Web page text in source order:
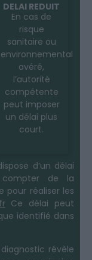
DELAI REDUIT
En cas de
risque
sanitaire ou
environnemental
avéré,
l’autorité
compétente
peut imposer
un délai plus
court.
d’un délai
de la
réaliser les
Ce délai peut
identifié dans
révèle